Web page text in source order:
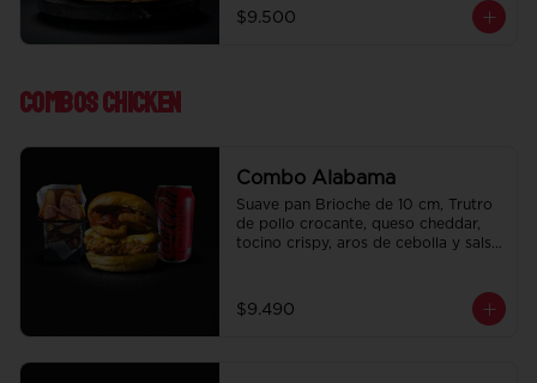
de la casa de regalo a elección y una
Bebida de 350 cc a elección.
$9.500
Combos Chicken
Combo Alabama
Suave pan Brioche de 10 cm, Trutro
de pollo crocante, queso cheddar,
tocino crispy, aros de cebolla y salsa
elección.
$9.490